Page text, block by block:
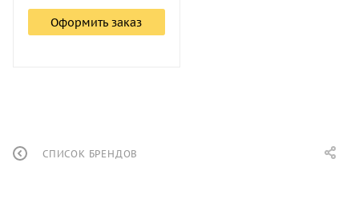
Оформить заказ
СПИСОК БРЕНДОВ